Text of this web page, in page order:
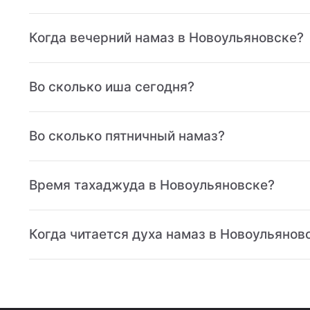
Когда вечерний намаз в Новоульяновске?
Во сколько иша сегодня?
Во сколько пятничный намаз?
Время тахаджуда в Новоульяновске?
Когда читается духа намаз в